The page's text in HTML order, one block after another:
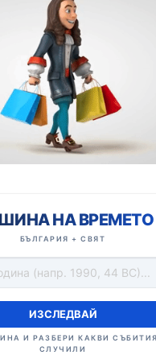
НА ВРЕМЕТО
БЪЛГАРИЯ + СВЯТ
ИЗСЛЕДВАЙ
И РАЗБЕРИ КАКВИ
СЛУЧИЛИ